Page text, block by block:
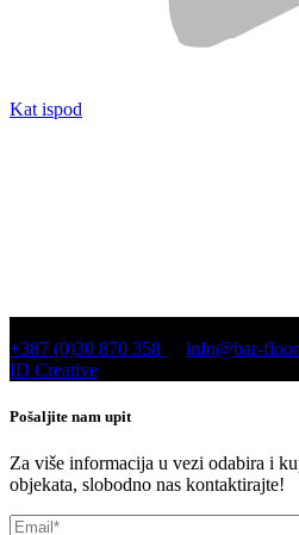
Kat ispod
+387 (0)30 870 358 info@bar-
ID Creative
Pošaljite nam upit
Za više informacija u vezi odabira i
objekata, slobodno nas kontaktirajte!